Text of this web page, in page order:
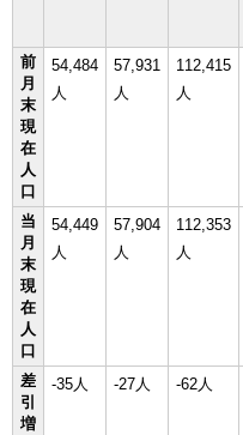
前
月
末
現
在
人
口
54,484
人
57,931
人
112,415
人
当
月
末
現
在
人
口
54,449
人
57,904
人
112,353
人
差
引
増
-35人 -27人 -62人